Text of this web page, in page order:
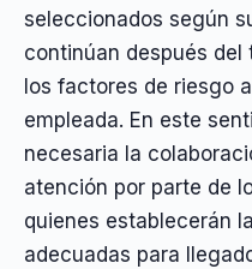
seleccionados según
continúan después
los factores de riesgo
empleada. En este
necesaria la
atención por parte de
quienes establecerán
adecuadas para